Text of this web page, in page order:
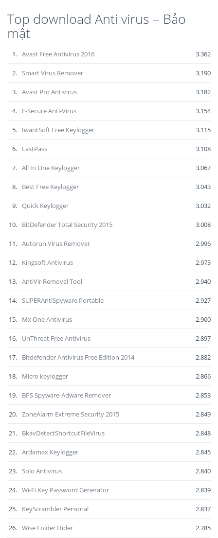
Top download Anti virus – Bảo
mật
1. Avast Free Antivirus 2016 3.362
2. Smart Virus Remover 3.190
3. Avast Pro Antivirus 3.182
4. F-Secure Anti-Virus 3.154
5. IwantSoft Free Keylogger 3.115
6. LastPass 3.108
7. All In One Keylogger 3.067
8. Best Free Keylogger 3.043
9. Quick Keylogger 3.032
10. BitDefender Total Security 2015 3.008
11. Autorun Virus Remover 2.996
12. Kingsoft Antivirus 2.973
13. AntiVir Removal Tool 2.940
14. SUPERAntiSpyware Portable 2.927
15. Mx One Antivirus 2.900
16. UnThreat Free Antivirus 2.897
17. Bitdefender Antivirus Free Edition 2014 2.882
18. Micro keylogger 2.866
19. BPS Spyware-Adware Remover 2.853
20. ZoneAlarm Extreme Security 2015 2.849
21. BkavDetectShortcutFileVirus 2.848
22. Ardamax Keylogger 2.845
23. Solo Antivirus 2.840
24. Wi-Fi Key Password Generator 2.839
25. KeyScrambler Personal 2.837
26. Wise Folder Hider 2.785